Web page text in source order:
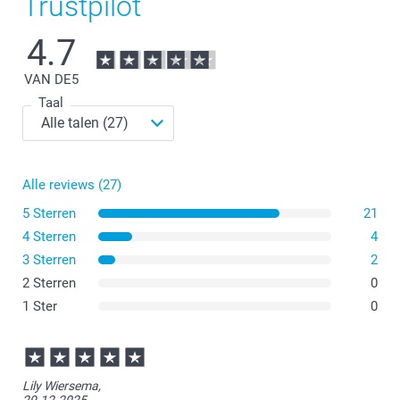
4.7
VAN DE5
Taal
Alle reviews (27)
5 Sterren
21
4 Sterren
4
3 Sterren
2
2 Sterren
0
1 Ster
0
Lily Wiersema,